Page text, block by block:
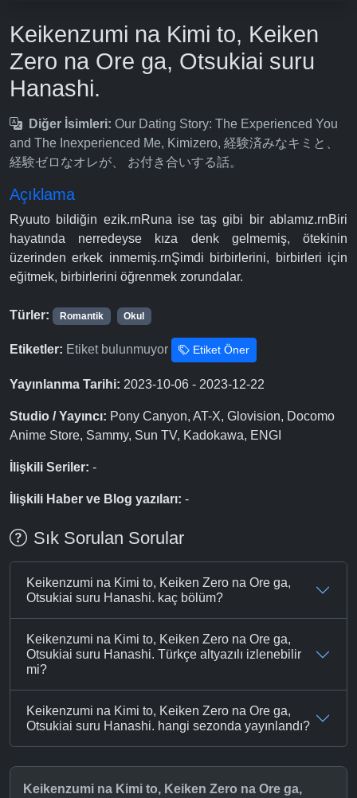
Keikenzumi na Kimi to, Keiken
Zero na Ore ga, Otsukiai suru
Hanashi.
Diğer İsimleri: Our Dating Story: The Experienced You
and The Inexperienced Me, Kimizero, 経験済みなキミと、
経験ゼロなオレが、 お付き合いする話。
Açıklama
Ryuuto bildiğin ezik.rnRuna ise taş gibi bir ablamız.rnBiri
hayatında nerredeyse kıza denk gelmemiş, ötekinin
üzerinden erkek inmemiş.rnŞimdi birbirlerini, birbirleri için
eğitmek, birbirlerini öğrenmek zorundalar.
Türler: Romantik Okul
Etiketler: Etiket bulunmuyor Etiket Öner
Yayınlanma Tarihi: 2023-10-06 - 2023-12-22
Studio / Yayıncı: Pony Canyon, AT-X, Glovision, Docomo
Anime Store, Sammy, Sun TV, Kadokawa, ENGI
İlişkili Seriler: -
İlişkili Haber ve Blog yazıları: -
Sık Sorulan Sorular
Keikenzumi na Kimi to, Keiken Zero na Ore ga,
Otsukiai suru Hanashi. kaç bölüm?
Keikenzumi na Kimi to, Keiken Zero na Ore ga,
Otsukiai suru Hanashi. Türkçe altyazılı izlenebilir
mi?
Keikenzumi na Kimi to, Keiken Zero na Ore ga,
Otsukiai suru Hanashi. hangi sezonda yayınlandı?
Keikenzumi na Kimi to, Keiken Zero na Ore ga,